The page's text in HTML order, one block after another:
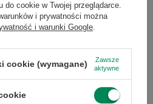
E5-2620 v3
do cookie w Twojej przeglądarce.
i prywatności można
i warunki Google.
cookie (wymagane)
Zawsze
aktywne